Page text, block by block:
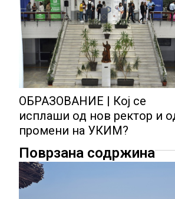
ОБРАЗОВАНИЕ | Кој се
исплаши од нов ректор и
промени на УКИМ?
Поврзана содржина